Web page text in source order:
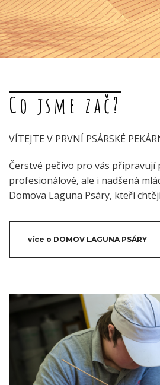
Co jsme zač?
VÍTEJTE V PRVNÍ PSÁRSKÉ
Čerstvé pečivo pro vás připravují
profesionálové, ale i nadšená
Domova Laguna Psáry, kteří
více o DOMOV LAGUNA PSÁRY